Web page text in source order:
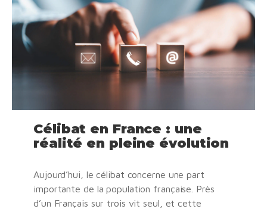
Célibat en France : une
réalité en pleine évolution
Aujourd’hui, le célibat concerne une part
importante de la population française. Près
d’un Français sur trois vit seul, et cette